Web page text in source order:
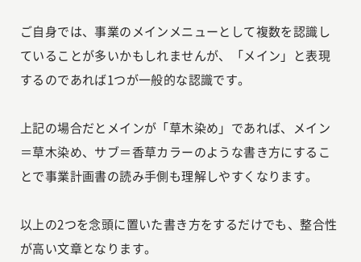
ご自身では、事業のメインメニューとして複数を認識し
ていることが多いかもしれませんが、「メイン」と表現
するのであれば1つが一般的な認識です。
上記の場合だとメインが「草木染め」であれば、メイン
＝草木染め、サブ＝香草カラーのような書き方にするこ
とで事業計画書の読み手側も理解しやすくなります。
以上の2つを念頭に置いた書き方をするだけでも、整合性
が高い文章となります。